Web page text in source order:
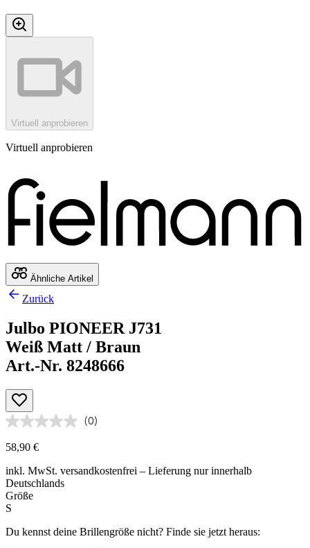
Virtuell anprobieren
Virtuell anprobieren
Ähnliche Artikel
Zurück
Julbo PIONEER J731
Weiß Matt / Braun
Art.-Nr. 8248666
(0)
58,90 €
inkl. MwSt. versandkostenfrei – Lieferung nur innerhalb
Deutschlands
Größe
S
Du kennst deine Brillengröße nicht? Finde sie jetzt heraus: